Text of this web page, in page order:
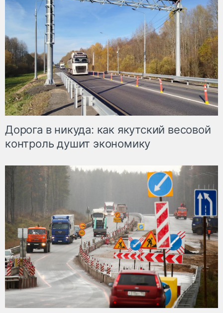
Дорога в никуда: как якутский весовой
контроль душит экономику